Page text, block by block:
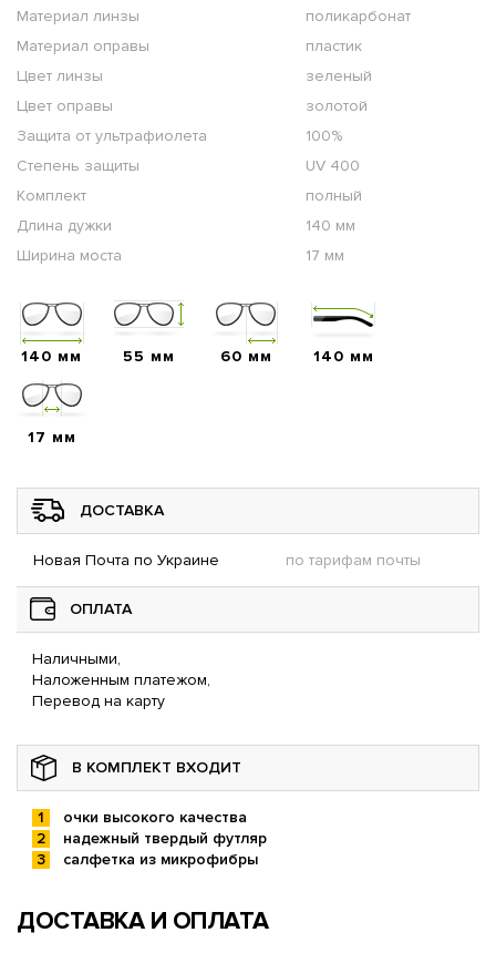
Материал линзы
поликарбонат
Материал оправы
пластик
Цвет линзы
зеленый
Цвет оправы
золотой
Защита от ультрафиолета
100%
Степень защиты
UV 400
Комплект
полный
Длина дужки
140 мм
Ширина моста
17 мм
140 мм 55 мм 60 мм 140 мм
17 мм
ДОСТАВКА
Новая Почта по Украине по тарифам почты
ОПЛАТА
Наличными,
Наложенным платежом,
Перевод на карту
В КОМПЛЕКТ ВХОДИТ
очки высокого качества
надежный твердый футляр
салфетка из микрофибры
ДОСТАВКА И ОПЛАТА